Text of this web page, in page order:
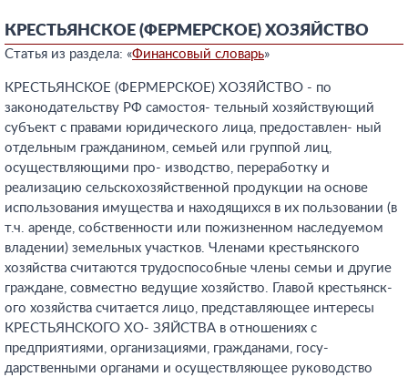
КРЕСТЬЯНСКОЕ (ФЕРМЕРСКОЕ) ХОЗЯЙСТВО
Статья из раздела: «Финансовый словарь»
КРЕСТЬЯНСКОЕ (ФЕРМЕРСКОЕ) ХОЗЯЙСТВО - по
законодательству РФ самостоя- тельный хозяйствующий
субъект с правами юридического лица, предоставлен- ный
отдельным гражданином, семьей или группой лиц,
осуществляющими про- изводство, переработку и
реализацию сельскохозяйственной продукции на основе
использования имущества и находящихся в их пользовании (в
т.ч. аренде, собственности или пожизненном наследуемом
владении) земельных участков. Членами крестьянского
хозяйства считаются трудоспособные члены семьи и другие
граждане, совместно ведущие хозяйство. Главой крестьянск-
ого хозяйства считается лицо, представляющее интересы
КРЕСТЬЯНСКОГО ХО- ЗЯЙСТВА в отношениях с
предприятиями, организациями, гражданами, госу-
дарственными органами и осуществляющее руководство